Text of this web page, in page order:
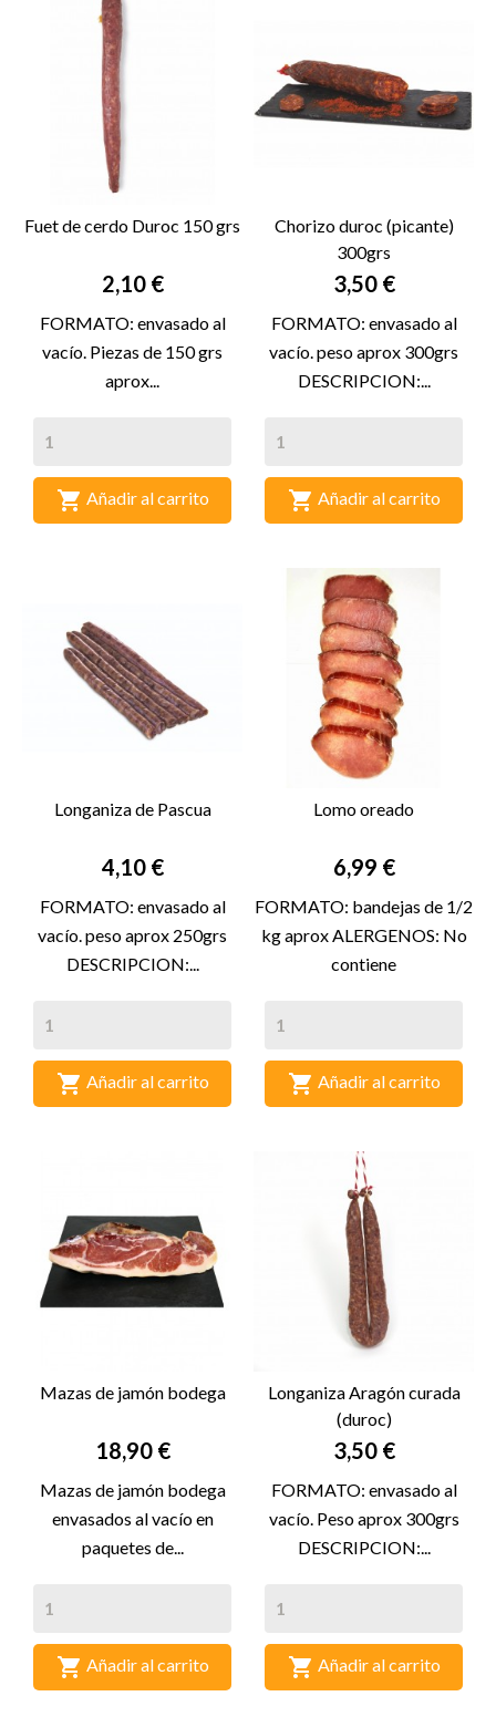
Fuet de cerdo Duroc 150 grs
Precio
2,10 €
FORMATO: envasado al
vacío. Piezas de 150 grs
aprox...
 Añadir al carrito
Chorizo duroc (picante)
300grs
Precio
3,50 €
FORMATO: envasado al
vacío. peso aprox 300grs
DESCRIPCION:...
 Añadir al carrito
Longaniza de Pascua
Precio
4,10 €
FORMATO: envasado al
vacío. peso aprox 250grs
DESCRIPCION:...
 Añadir al carrito
Lomo oreado
Precio
6,99 €
FORMATO: bandejas de 1/2
kg aprox ALERGENOS: No
contiene
 Añadir al carrito
Mazas de jamón bodega
Precio
18,90 €
Mazas de jamón bodega
envasados al vacío en
paquetes de...
 Añadir al carrito
Longaniza Aragón curada
(duroc)
Precio
3,50 €
FORMATO: envasado al
vacío. Peso aprox 300grs
DESCRIPCION:...
 Añadir al carrito